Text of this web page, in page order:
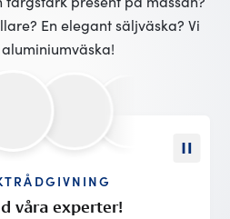
En elegant säljväska? Vi
våra experter!